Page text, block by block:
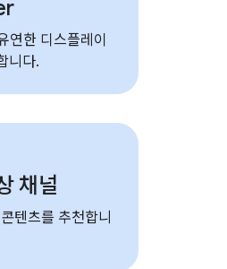
연한 디스플레이
니다.
채널
텐츠를 추천합니